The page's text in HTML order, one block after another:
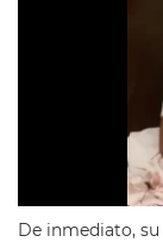
De inmediato,